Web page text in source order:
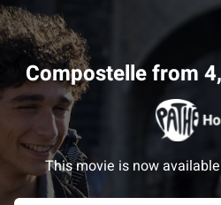
Compostelle from
This movie is now